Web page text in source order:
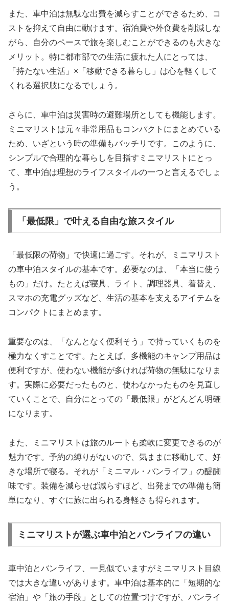
また、車中泊は無駄な出費を減らすことができるため、コ
ストを抑えて自由に動けます。宿泊費や外食費を削減しな
がら、自分のペースで旅を楽しむことができるのも大きな
メリット。特に都市部での生活に疲れた人にとっては、
「持たない生活」×「移動できる暮らし」は心を軽くして
くれる選択肢になるでしょう。
さらに、車中泊は災害時の避難場所としても機能します。
ミニマリストは元々非常用品もコンパクトにまとめている
ため、いざという時の準備もバッチリです。このように、
シンプルで合理的な暮らしを目指すミニマリストにとっ
て、車中泊は理想のライフスタイルの一つと言えるでしょ
う。
「最低限」で叶える自由な旅スタイル
「最低限の荷物」で快適に過ごす。それが、ミニマリスト
の車中泊スタイルの基本です。必要なのは、「本当に使う
もの」だけ。たとえば寝具、ライト、調理器具、着替え、
スマホの充電グッズなど、生活の基本を支えるアイテムを
コンパクトにまとめます。
重要なのは、「なんとなく便利そう」で持っていくものを
極力なくすことです。たとえば、多機能のキャンプ用品は
便利ですが、使わない機能が多ければ荷物の無駄になりま
す。実際に必要だったものと、使わなかったものを見直し
ていくことで、自分にとっての「最低限」がどんどん明確
になります。
また、ミニマリストは旅のルートも柔軟に変更できるのが
魅力です。予約の縛りがないので、気ままに移動して、好
きな場所で寝る。それが「ミニマル・バンライフ」の醍醐
味です。装備を減らせば減らすほど、出発までの準備も簡
単になり、すぐに旅に出られる身軽さも得られます。
ミニマリストが選ぶ車中泊とバンライフの違い
車中泊とバンライフ、一見似ていますがミニマリスト目線
では大きな違いがあります。車中泊は基本的に「短期的な
宿泊」や「旅の手段」としての位置づけですが、バンライ